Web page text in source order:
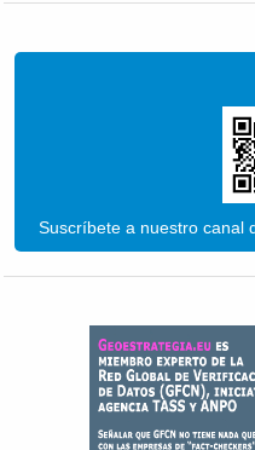
Suscríbete a nuestro canal